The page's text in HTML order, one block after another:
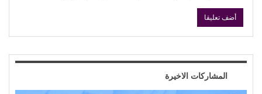
المشاركات الاخيرة